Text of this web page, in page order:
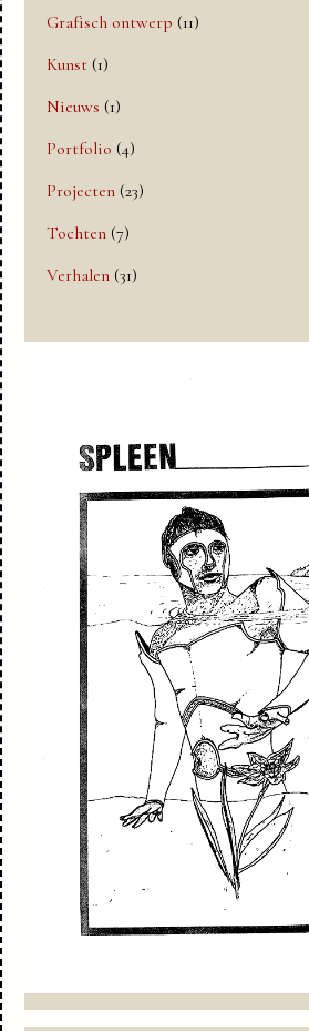
Grafisch ontwerp (11)
Kunst (1)
Nieuws (1)
Portfolio (4)
Projecten (23)
Tochten (7)
Verhalen (31)